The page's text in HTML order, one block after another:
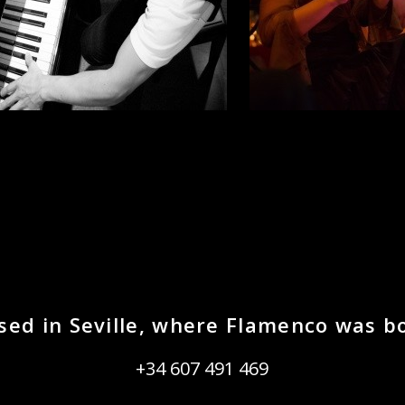
in Seville, where Flamenco was
+34 607 491 469